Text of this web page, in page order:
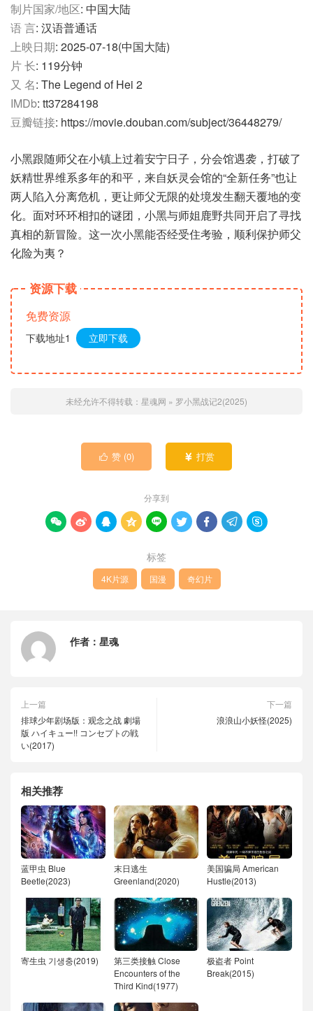
制片国家/地区: 中国大陆
语 言: 汉语普通话
上映日期: 2025-07-18(中国大陆)
片 长: 119分钟
又 名: The Legend of Hei 2
IMDb: tt37284198
豆瓣链接: https://movie.douban.com/subject/36448279/
小黑跟随师父在小镇上过着安宁日子，分会馆遇袭，打破了
妖精世界维系多年的和平，来自妖灵会馆的“全新任务”也让
两人陷入分离危机，更让师父无限的处境发生翻天覆地的变
化。面对环环相扣的谜团，小黑与师姐鹿野共同开启了寻找
真相的新冒险。这一次小黑能否经受住考验，顺利保护师父
化险为夷？
资源下载
免费资源
下载地址1 立即下载
未经允许不得转载： 星魂网 » 罗小黑战记2(2025)
 赞 (0)  打赏
分享到
        
标签
4K片源 国漫 奇幻片
作者： 星魂
上一篇
排球少年剧场版：观念之战 劇場
版 ハイキュー!! コンセプトの戦
い(2017)
下一篇
浪浪山小妖怪(2025)
相关推荐
蓝甲虫 Blue
Beetle(2023)
末日逃生
Greenland(2020)
美国骗局 American
Hustle(2013)
寄生虫 기생충(2019)
第三类接触 Close
Encounters of the
Third Kind(1977)
极盗者 Point
Break(2015)